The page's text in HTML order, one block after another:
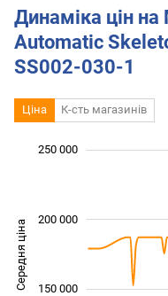
позиции бренда
Динаміка цін
Automatic
SS002-030-1
Ціна К-сть магазинів
Середня ціна
250 000
200 000
150 000